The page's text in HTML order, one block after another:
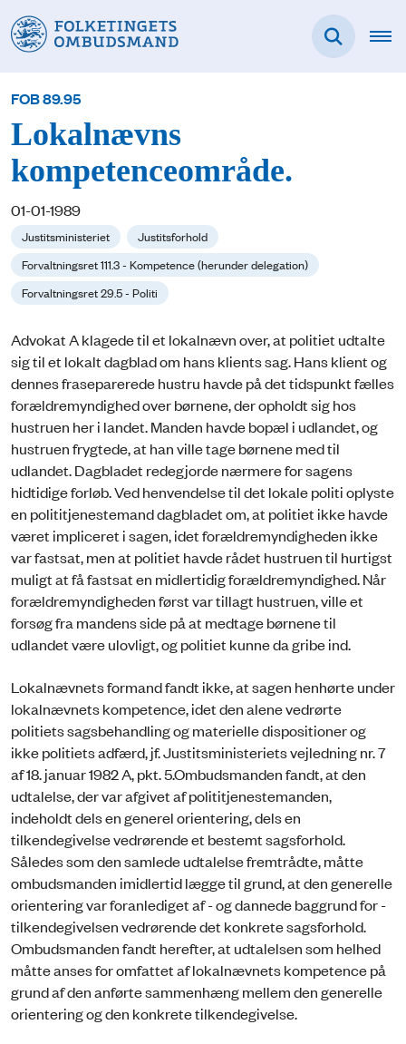
FOB 89.95
Lokalnævns
kompetenceområde.
01-01-1989
Justitsministeriet
Justitsforhold
Forvaltningsret 111.3 - Kompetence (herunder delegation)
Forvaltningsret 29.5 - Politi
Advokat A klagede til et lokalnævn over, at politiet udtalte
sig til et lokalt dagblad om hans klients sag. Hans klient og
dennes fraseparerede hustru havde på det tidspunkt fælles
forældremyndighed over børnene, der opholdt sig hos
hustruen her i landet. Manden havde bopæl i udlandet, og
hustruen frygtede, at han ville tage børnene med til
udlandet. Dagbladet redegjorde nærmere for sagens
hidtidige forløb. Ved henvendelse til det lokale politi oplyste
en polititjenestemand dagbladet om, at politiet ikke havde
været impliceret i sagen, idet forældremyndigheden ikke
var fastsat, men at politiet havde rådet hustruen til hurtigst
muligt at få fastsat en midlertidig forældremyndighed. Når
forældremyndigheden først var tillagt hustruen, ville et
forsøg fra mandens side på at medtage børnene til
udlandet være ulovligt, og politiet kunne da gribe ind.
Lokalnævnets formand fandt ikke, at sagen henhørte under
lokalnævnets kompetence, idet den alene vedrørte
politiets sagsbehandling og materielle dispositioner og
ikke politiets adfærd, jf. Justitsministeriets vejledning nr. 7
af 18. januar 1982 A, pkt. 5.Ombudsmanden fandt, at den
udtalelse, der var afgivet af polititjenestemanden,
indeholdt dels en generel orientering, dels en
tilkendegivelse vedrørende et bestemt sagsforhold.
Således som den samlede udtalelse fremtrådte, måtte
ombudsmanden imidlertid lægge til grund, at den generelle
orientering var foranlediget af - og dannede baggrund for -
tilkendegivelsen vedrørende det konkrete sagsforhold.
Ombudsmanden fandt herefter, at udtalelsen som helhed
måtte anses for omfattet af lokalnævnets kompetence på
grund af den anførte sammenhæng mellem den generelle
orientering og den konkrete tilkendegivelse.